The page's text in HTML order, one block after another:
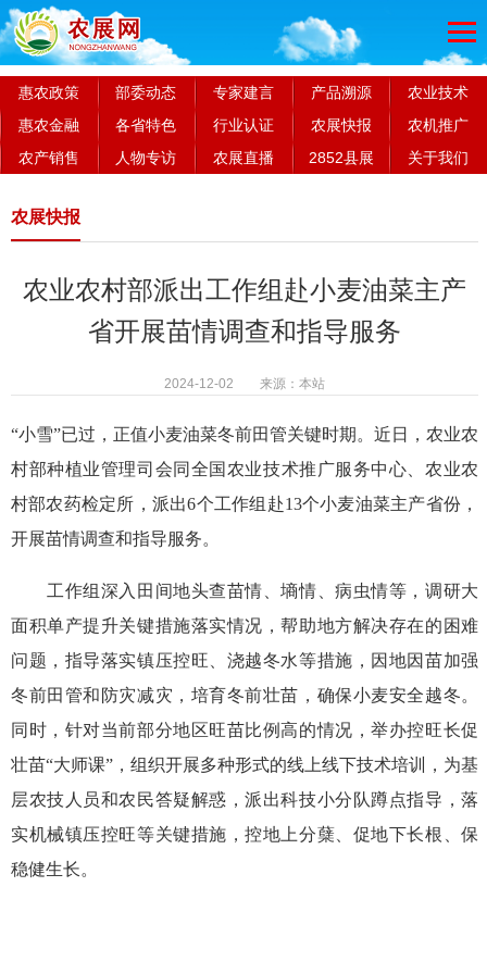
惠农政策 部委动态 专家建言 产品溯源
农业技术
惠农金融
各省特色 行业认证 农展快报
农机推广
农产销售
人物专访 农展直播 2852县展 关于我们
农展快报
农业农村部派出工作组赴小麦油菜主产
省开展苗情调查和指导服务
2024-12-02 来源：本站
“小雪”已过，正值小麦油菜冬前田管关键时期。近日，农业农
村部种植业管理司会同 全国农业技术推广服务中心 、农业农
村部农药检定所 ， 派出6个工作组赴13个小麦油菜主产省份，
开展苗情调查和指导服务。
工作组 深入田间地头查苗情、墒情、病虫情等， 调研大
面积单产提升关键措施落实情况，帮助地方解决存在的困难
问题，指导落实镇压控旺、浇越冬水等措施，因地因苗加强
冬前田管和防灾减灾，培育冬前壮苗，确保小麦安全越冬。
同时，针对当前部分地区旺苗比例高的情况，举办控旺长促
壮苗“大师课”，组织开展多种形式的线上线下技术培训，为基
层农技人员和农民答疑解惑，派出科技小分队蹲点指导，落
实机械镇压控旺等关键措施，控地上分蘖、促地下长根、保
稳健生长。